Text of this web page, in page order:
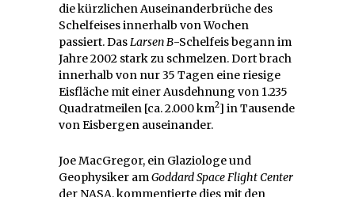
die kürzlichen Auseinanderbrüche des
Schelfeises innerhalb von Wochen
passiert. DasLarsen B-Schelfeis begann im
Jahre 2002 stark zu schmelzen. Dort brach
innerhalb von nur 35 Tagen eine riesige
Eisfläche mit einer Ausdehnung von 1.235
Quadratmeilen [ca. 2.000 km2] in Tausende
von Eisbergen auseinander.
Joe MacGregor, ein Glaziologe und
Geophysiker amGoddard Space Flight Center
der NASA, kommentierte dies mit den